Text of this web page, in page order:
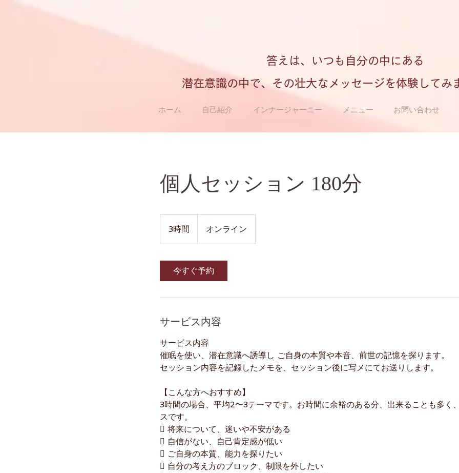
​答えは、いつも自分の中にある
潜在意識の中で、その壮大なメッセージを体験してみ
ホーム 自己紹介 インナージャーニー メニュー お問い合わせ
個人セッション 180分
3時間
時
オンライン
今すぐ予約
サービス内容
サービス内容
催眠を使い、潜在意識へ誘導し ご自身の本質や本音、前世の記憶を探ります。
セッション内容を記録したメモを、セッション後に写メにてお送りします。
【こんな方へおすすめ】
3時間の場合、平均2〜3テーマです。お時間に余裕のある分、出来ることも多く
スです。
 将来について、迷いや不安がある
 自信がない、自己肯定感が低い
 ご自身の本質、能力を探りたい
 自分の考え方のブロック、制限を外したい